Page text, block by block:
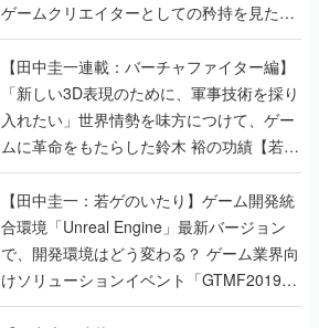
ゲームクリエイターとしての矜持を見た
【若ゲのいたり最終回】
【田中圭一連載：バーチャファイター編】
「新しい3D表現のために、軍事技術を採り
入れたい」世界情勢を味方につけて、ゲー
ムに革命をもたらした鈴木 裕の功績【若ゲ
のいたり】
【田中圭一：若ゲのいたり】ゲーム開発統
合環境「Unreal Engine」最新バージョン
で、開発環境はどう変わる？ ゲーム業界向
けソリューションイベント「GTMF2019」
に行って、より理解を深めよう【PR】